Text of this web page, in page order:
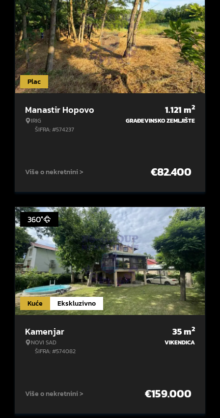
Plac
Manastir Hopovo
IRIG
ŠIFRA: #574237
1.121m2
GRAĐEVINSKO ZEMLJIŠTE
Više o nekretnini > €82.400
Kuće Ekskluzivno
360°
Kamenjar
NOVI SAD
ŠIFRA: #574082
35m2
VIKENDICA
Više o nekretnini > €159.000